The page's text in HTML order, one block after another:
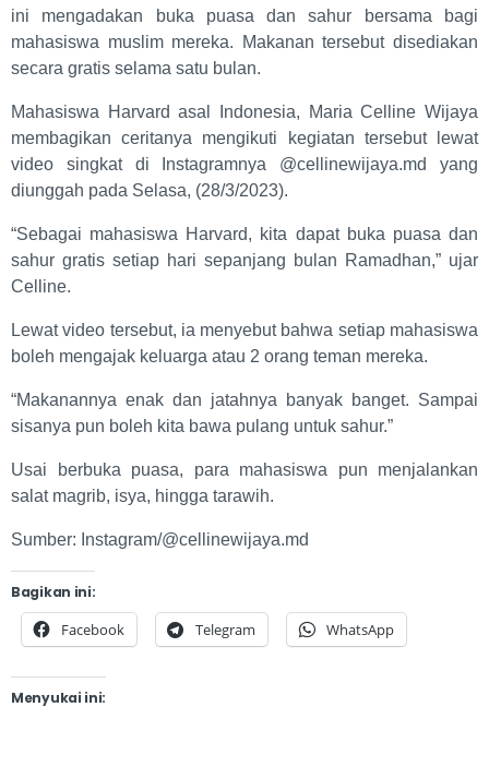
ini mengadakan buka puasa dan sahur bersama bagi
mahasiswa muslim mereka. Makanan tersebut disediakan
secara gratis selama satu bulan.
Mahasiswa Harvard asal Indonesia, Maria Celline Wijaya
membagikan ceritanya mengikuti kegiatan tersebut lewat
video singkat di Instagramnya @cellinewijaya.md yang
diunggah pada Selasa, (28/3/2023).
“Sebagai mahasiswa Harvard, kita dapat buka puasa dan
sahur gratis setiap hari sepanjang bulan Ramadhan,” ujar
Celline.
Lewat video tersebut, ia menyebut bahwa setiap mahasiswa
boleh mengajak keluarga atau 2 orang teman mereka.
“Makanannya enak dan jatahnya banyak banget. Sampai
sisanya pun boleh kita bawa pulang untuk sahur.”
Usai berbuka puasa, para mahasiswa pun menjalankan
salat magrib, isya, hingga tarawih.
Sumber: Instagram/@cellinewijaya.md
Bagikan ini:
Facebook Telegram WhatsApp
Menyukai ini: